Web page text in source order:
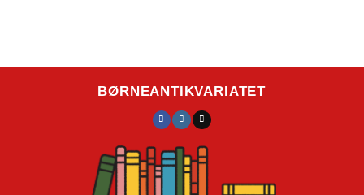
BØRNEANTIKVARIATET